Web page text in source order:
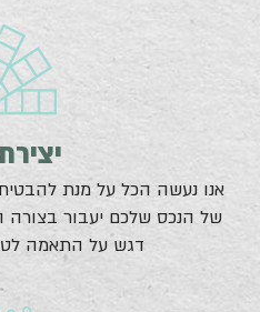
אנו נעשה הכל על מנת
של הנכס שלכם יעבור בצורה
דגש על התאמה